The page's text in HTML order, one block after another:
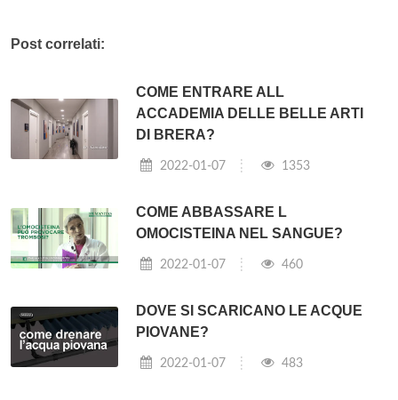
Post correlati:
COME ENTRARE ALL
ACCADEMIA DELLE BELLE ARTI
DI BRERA?
2022-01-07 1353
COME ABBASSARE L
OMOCISTEINA NEL SANGUE?
2022-01-07 460
DOVE SI SCARICANO LE ACQUE
PIOVANE?
2022-01-07 483